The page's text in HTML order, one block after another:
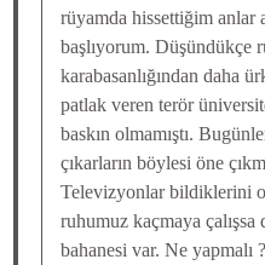
rüyamda hissettiğim anlar
başlıyorum. Düşündükçe
karabasanlığından daha
patlak veren terör
baskın olmamıştı.
çıkarların böylesi öne
Televizyonlar bildiklerini
ruhumuz kaçmaya
bahanesi var. Ne yapmalı ?